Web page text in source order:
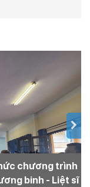
chương trình
binh - Liệt sĩ